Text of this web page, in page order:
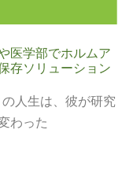
医学部でホルムア
存ソリューション
人生は、彼が研究
わった